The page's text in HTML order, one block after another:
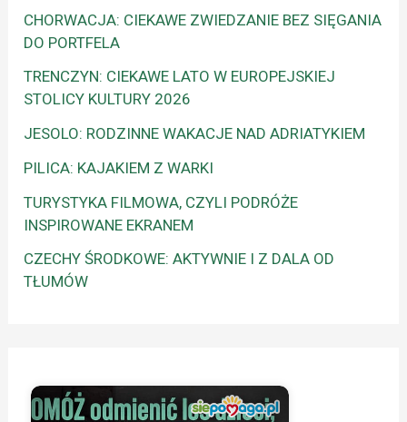
CHORWACJA: CIEKAWE ZWIEDZANIE BEZ SIĘGANIA
DO PORTFELA
TRENCZYN: CIEKAWE LATO W EUROPEJSKIEJ
STOLICY KULTURY 2026
JESOLO: RODZINNE WAKACJE NAD ADRIATYKIEM
PILICA: KAJAKIEM Z WARKI
TURYSTYKA FILMOWA, CZYLI PODRÓŻE
INSPIROWANE EKRANEM
CZECHY ŚRODKOWE: AKTYWNIE I Z DALA OD
TŁUMÓW